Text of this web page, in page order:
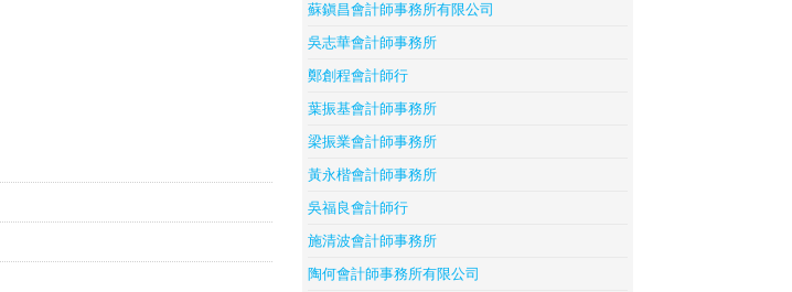
蘇鎭昌會計師事務所有限公司
吳志華會計師事務所
鄭創程會計師行
葉振基會計師事務所
梁振業會計師事務所
黃永楷會計師事務所
吳福良會計師行
施清波會計師事務所
陶何會計師事務所有限公司